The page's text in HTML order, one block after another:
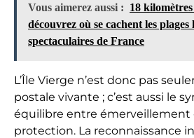
Vous aimerez aussi : 18
découvrez où se cachent les plages
spectaculaires de France
L’Île Vierge n’est donc pas
postale vivante ; c’est aussi le
équilibre entre émerveillement
protection. La reconnaissance